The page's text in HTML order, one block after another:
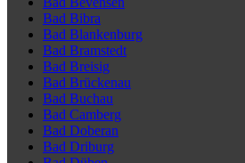
Bad Bibra
Bad Blankenburg
Bad Bramstedt
Bad Breisig
Bad Brückenau
Bad Buchau
Bad Camberg
Bad Doberan
Bad Driburg